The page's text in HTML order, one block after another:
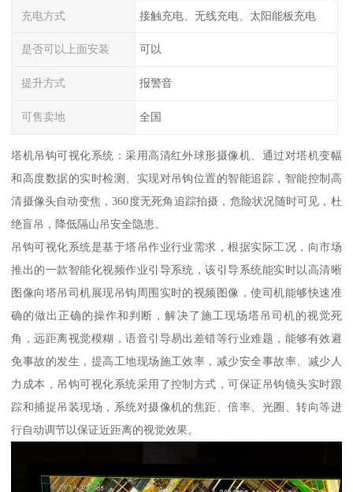
充电方式 接触充电、无线充电、太阳能板充电
是否可以上面安装 可以
提升方式 报警音
可售卖地 全国
塔机吊钩可视化系统：采用高清红外球形摄像机、通过对塔机变幅
和高度数据的实时检测、实现对吊钩位置的智能追踪，智能控制高
清摄像头自动变焦，360度无死角追踪拍摄，危险状况随时可见，杜
绝盲吊，降低隔山吊安全隐患。
吊钩可视化系统是基于塔吊作业行业需求，根据实际工况，向市场
推出的一款智能化视频作业引导系统，该引导系统能实时以高清晰
图像向塔吊司机展现吊钩周围实时的视频图像，使司机能够快速准
确的做出正确的操作和判断，解决了施工现场塔吊司机的视觉死
角，远距离视觉模糊，语音引导易出差错等行业难题，能够有效避
免事故的发生，提高工地现场施工效率，减少安全事故率、减少人
力成本，吊钩可视化系统采用了控制方式，可保证吊钩镜头实时跟
踪和捕捉吊装现场，系统对摄像机的焦距、倍率、光圈、转向等进
行自动调节以保证近距离的视觉效果。